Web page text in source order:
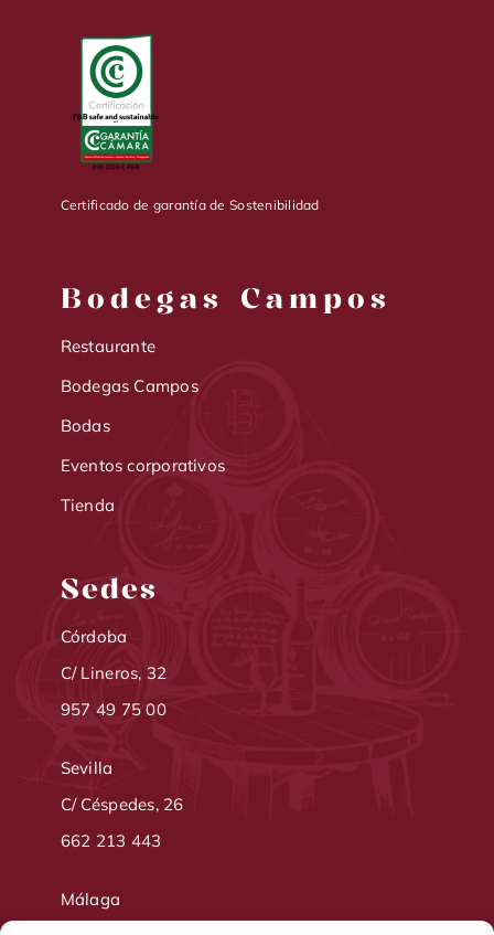
Certificado de garantía de Sostenibilidad
Bodegas Campos
Restaurante
Bodegas Campos
Bodas
Eventos corporativos
Tienda
Sedes
Córdoba
C/ Lineros, 32
957 49 75 00
Sevilla
C/ Céspedes, 26
662 213 443
Málaga